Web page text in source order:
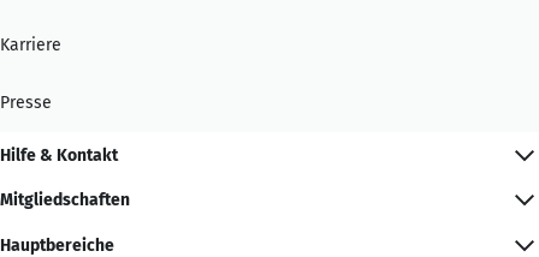
Karriere
Presse
Hilfe & Kontakt
Mitgliedschaften
Hauptbereiche